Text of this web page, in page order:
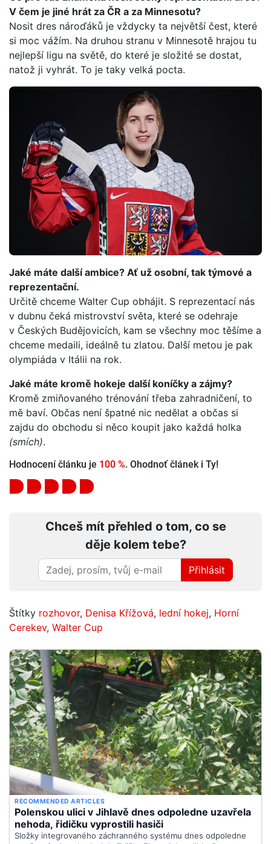
V čem je jiné hrát za ČR a za Minnesotu?
Nosit dres nároďáků je vždycky ta největší čest, které
si moc vážím. Na druhou stranu v Minnesotě hrajou tu
nejlepší ligu na světě, do které je složité se dostat,
natož ji vyhrát. To je taky velká pocta.
Jaké máte další ambice? Ať už osobní, tak týmové a
reprezentační.
Určitě chceme Walter Cup obhájit. S reprezentací nás
v dubnu čeká mistrovství světa, které se odehraje
v Českých Budějovicích, kam se všechny moc těšíme a
chceme medaili, ideálně tu zlatou. Další metou je pak
olympiáda v Itálii na rok.
Jaké máte kromě hokeje další koníčky a zájmy?
Kromě zmiňovaného trénování třeba zahradničení, to
mě baví. Občas není špatné nic nedělat a občas si
zajdu do obchodu si něco koupit jako každá holka
(smích).
Hodnocení článku je 100 %. Ohodnoť článek i Ty!
Chceš mít přehled o tom, co se
děje kolem tebe?
Přihlásit
Štítky rozhovor, Denisa Křížová, lední hokej, Horní
Cerekev, Walter Cup